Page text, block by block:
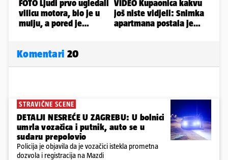
Komentari 20
STRAVIČNE SCENE
DETALJI NESREĆE U ZAGREBU: U bolnici
umrla vozačica i putnik, auto se u
sudaru prepolovio
Policija je objavila da je vozačici istekla prometna
dozvola i registracija na Mazdi